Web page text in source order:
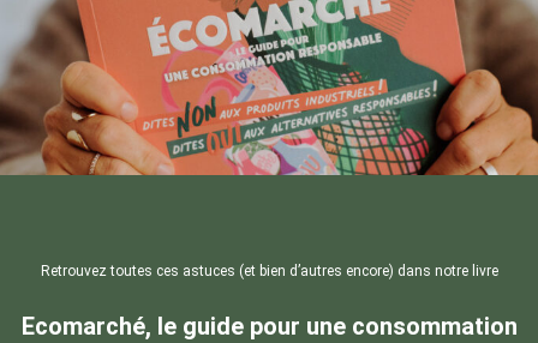
Retrouvez toutes ces astuces (et bien d’autres encore) dans notre livre
Ecomarché, le guide pour une consommation